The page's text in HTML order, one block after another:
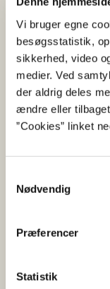
Vi bruger egne
besøgsstatistik,
sikkerhed, video
medier. Ved
der aldrig deles
ændre eller
”Cookies” linket
Nødvendig
Præferencer
Statistik
Økologisk
frugt og bær
Miljø- og
Ekstensivering
Biodiversitet &